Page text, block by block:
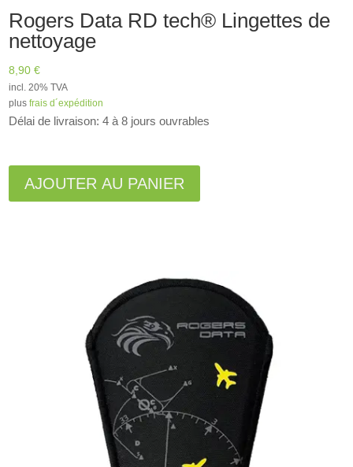
Rogers Data RD tech® Lingettes de
nettoyage
8,90€
incl. 20% TVA
plusfrais d´expédition
Délai de livraison: 4 à 8 jours ouvrables
AJOUTER AU PANIER
v
e